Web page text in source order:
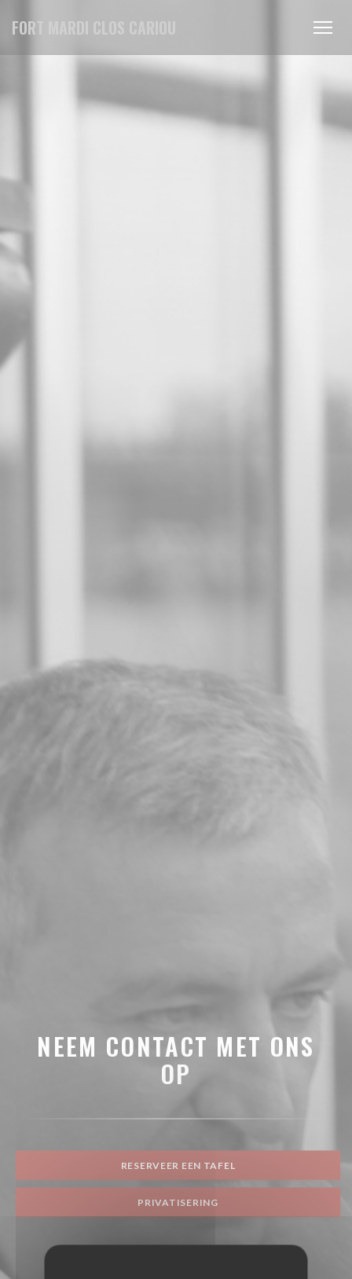
FORT MARDI CLOS CARIOU
NEEM CONTACT MET ONS
OP
RESERVEER EEN TAFEL
PRIVATISERING